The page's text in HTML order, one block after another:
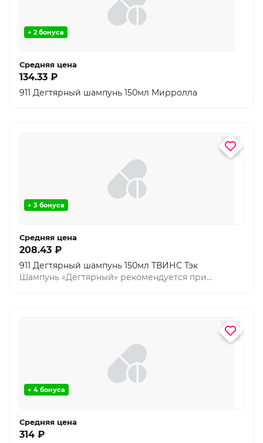
+ 2 бонуса
Средняя цена
134.33 ₽
911 Дегтярный шампунь 150мл Мирролла
+ 3 бонуса
Средняя цена
208.43 ₽
911 Дегтярный шампунь 150мл ТВИНС Тэк
Шампунь «Дегтярный» рекомендуется при
+ 4 бонуса
Средняя цена
314 ₽